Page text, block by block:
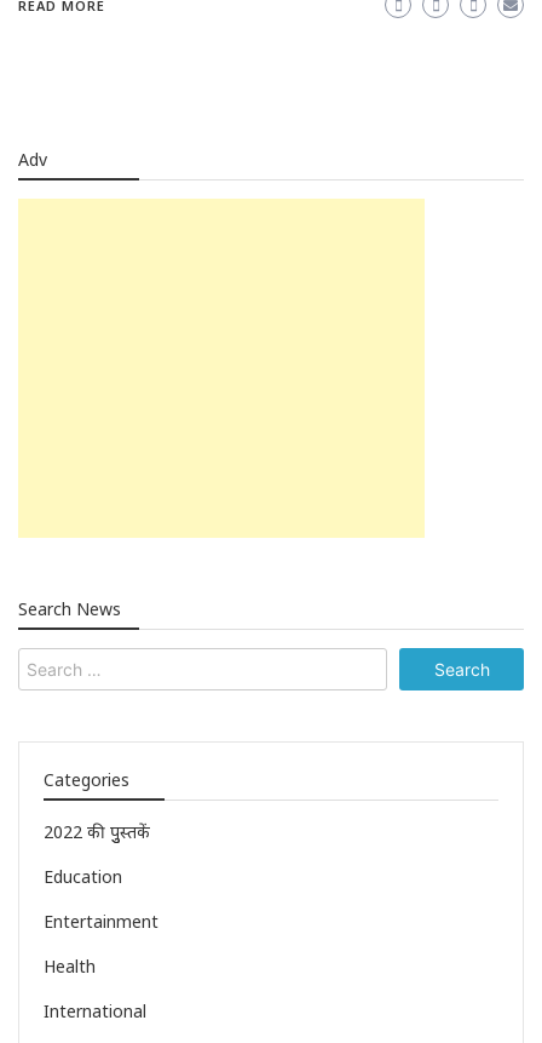
READ MORE
Adv
Search News
Categories
2022 की पुुस्तकें
Education
Entertainment
Health
International